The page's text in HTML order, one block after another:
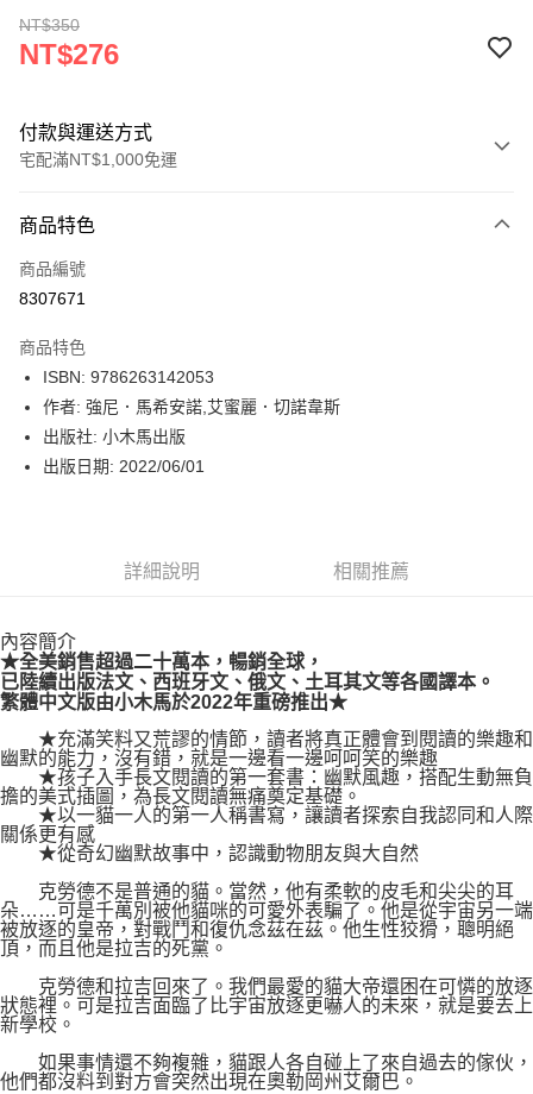
NT$350
NT$276
付款與運送方式
宅配滿NT$1,000免運
icash Pay
信用卡一次付款
LINE Pay
Apple Pay
街口支付
博客來商品配送方式
每筆NT$80，滿NT$1,000(含以上)免運費
商品特色
商品編號
8307671
商品特色
ISBN: 9786263142053
作者: 強尼．馬希安諾,艾蜜麗．切諾韋斯
出版社: 小木馬出版
出版日期: 2022/06/01
詳細說明 相關推薦
內容簡介
★全美銷售超過二十萬本，暢銷全球，
已陸續出版法文、西班牙文、俄文、土耳其文等各國譯本。
繁體中文版由小木馬於2022年重磅推出★
★充滿笑料又荒謬的情節，讀者將真正體會到閱讀的樂趣和
幽默的能力，沒有錯，就是一邊看一邊呵呵笑的樂趣
★孩子入手長文閱讀的第一套書：幽默風趣，搭配生動無負
擔的美式插圖，為長文閱讀無痛奠定基礎。
★以一貓一人的第一人稱書寫，讓讀者探索自我認同和人際
關係更有感
★從奇幻幽默故事中，認識動物朋友與大自然
克勞德不是普通的貓。當然，他有柔軟的皮毛和尖尖的耳
朵……可是千萬別被他貓咪的可愛外表騙了。他是從宇宙另一端
被放逐的皇帝，對戰鬥和復仇念茲在茲。他生性狡猾，聰明絕
頂，而且他是拉吉的死黨。
克勞德和拉吉回來了。我們最愛的貓大帝還困在可憐的放逐
狀態裡。可是拉吉面臨了比宇宙放逐更嚇人的未來，就是要去上
新學校。
如果事情還不夠複雜，貓跟人各自碰上了來自過去的傢伙，
他們都沒料到對方會突然出現在奧勒岡州艾爾巴。